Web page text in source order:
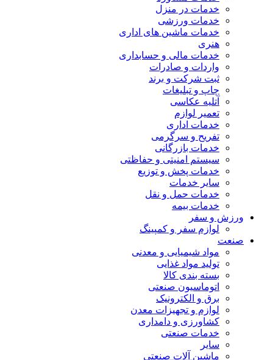
خدمات در منزل
خدمات ورزشی
خدمات ماشین های اداری
هنری
خدمات مالی و حسابداری
واردات و صادرات
ثبت شرکت و برند
چاپ و تبلیغات
آتلیه عکاسی
تعمیر لوازم
خدمات اداری
تفریح و سرگرمی
خدمات بازرگانی
سیستم امنیتی و حفاظتی
خدمات پخش و توزیع
سایر خدمات
خدمات حمل و نقل
خدمات بیمه
ورزش و سفر
لوازم سفر و کمپینگ
صنعت
مواد شیمیایی و معدنی
تولید مواد غذایی
بسته بندی کالا
اتوماسیون صنعتی
برق و الکترونیک
لوازم و تجهیزات معدن
کشاورزی و دامداری
خدمات صنعتی
سایر
ماشین آلات صنعتی